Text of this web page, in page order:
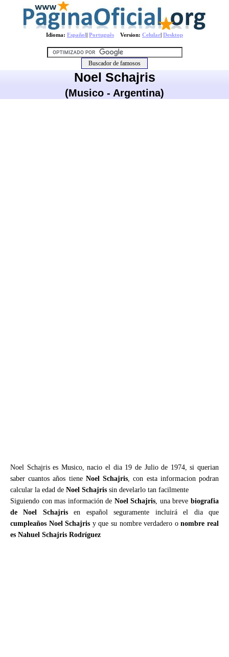
Idioma: Español| Português Version: Celular| Desktop
Noel Schajris
(Musico - Argentina)
Noel Schajris es Musico, nacio el dia 19 de Julio de 1974, si querian
saber cuantos años tiene Noel Schajris, con esta informacion podran
calcular la edad de Noel Schajris sin develarlo tan facilmente
Siguiendo con mas información de Noel Schajris, una brevebiografia
de Noel Schajrisen español seguramente incluirá el dia que
cumpleaños Noel Schajris y que su nombre verdadero onombre real
es Nahuel Schajris Rodríguez